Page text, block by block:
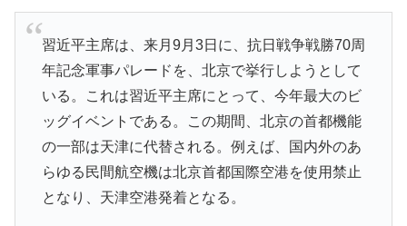
習近平主席は、来月9月3日に、抗日戦争戦勝70周
年記念軍事パレードを、北京で挙行しようとして
いる。これは習近平主席にとって、今年最大のビ
ッグイベントである。この期間、北京の首都機能
の一部は天津に代替される。例えば、国内外のあ
らゆる民間航空機は北京首都国際空港を使用禁止
となり、天津空港発着となる。